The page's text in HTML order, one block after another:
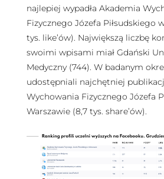
najlepiej wypadła Akademia
Fizycznego Józefa Piłsudskiego
tys. like’ów). Największą liczbę
swoimi wpisami miał Gdański
Medyczny (744). W badanym
udostępniali najchętniej
Wychowania Fizycznego Józefa
Warszawie (8,7 tys. share’ów).